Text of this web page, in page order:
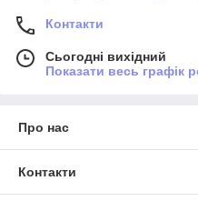
Контакти
Сьогодні вихідний
Показати весь графік
Про нас
Контакти